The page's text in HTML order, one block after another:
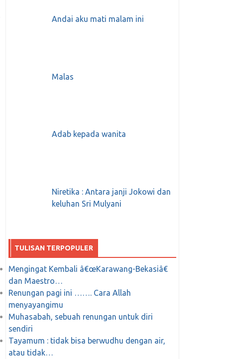
Andai aku mati malam ini
Malas
Adab kepada wanita
Niretika : Antara janji Jokowi dan
keluhan Sri Mulyani
TULISAN TERPOPULER
Mengingat Kembali â€œKarawang-Bekasiâ€
dan Maestro…
Renungan pagi ini ……. Cara Allah
menyayangimu
Muhasabah, sebuah renungan untuk diri
sendiri
Tayamum : tidak bisa berwudhu dengan air,
atau tidak…